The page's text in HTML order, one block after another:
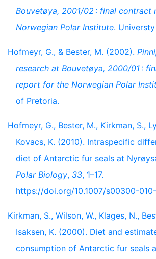
Bouvetøya, 2001/02 : final
Norwegian Polar Institute.
Hofmeyr, G., & Bester, M. (2002).
research at Bouvetøya, 2000/01 :
report for the Norwegian Polar
of Pretoria.
Hofmeyr, G., Bester, M., Kirkman, S.,
Kovacs, K. (2010). Intraspecific
diet of Antarctic fur seals at
Polar Biology, 33, 1–17.
https://doi.org/10.1007/s00300-
Kirkman, S., Wilson, W., Klages, N.,
Isaksen, K. (2000). Diet and
consumption of Antarctic fur seals